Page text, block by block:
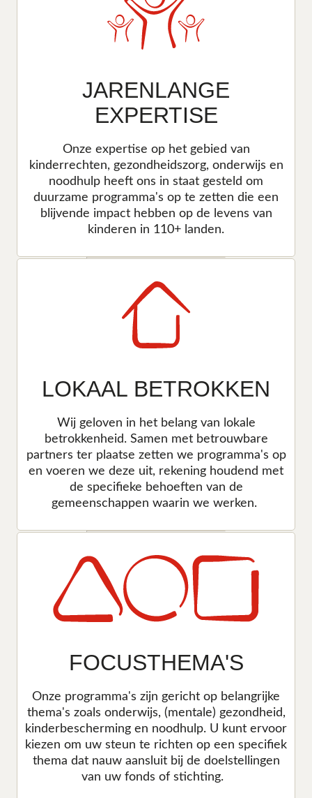
JARENLANGE
EXPERTISE
Onze expertise op het gebied van
kinderrechten, gezondheidszorg, onderwijs en
noodhulp heeft ons in staat gesteld om
duurzame programma's op te zetten die een
blijvende impact hebben op de levens van
kinderen in 110+ landen.
LOKAAL BETROKKEN
Wij geloven in het belang van lokale
betrokkenheid. Samen met betrouwbare
partners ter plaatse zetten we programma's op
en voeren we deze uit, rekening houdend met
de specifieke behoeften van de
gemeenschappen waarin we werken.
FOCUSTHEMA'S
Onze programma's zijn gericht op belangrijke
thema's zoals onderwijs, (mentale) gezondheid,
kinderbescherming en noodhulp. U kunt ervoor
kiezen om uw steun te richten op een specifiek
thema dat nauw aansluit bij de doelstellingen
van uw fonds of stichting.